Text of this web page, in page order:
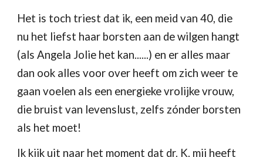
Het is toch triest dat ik, een meid van 40, die
nu het liefst haar borsten aan de wilgen hangt
(als Angela Jolie het kan......) en er alles maar
dan ook alles voor over heeft om zich weer te
gaan voelen als een energieke vrolijke vrouw,
die bruist van levenslust, zelfs zónder borsten
als het moet!
Ik kijk uit naar het moment dat dr. K. mij heeft